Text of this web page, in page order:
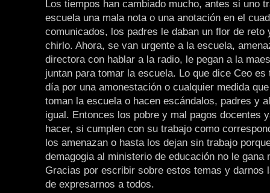
Los tiempos han cambiado mucho, antes si uno
escuela una mala nota o una anotación en el
comunicados, los padres le daban un flor de reto
chirlo. Ahora, se van urgente a la escuela,
directora con hablar a la radio, le pegan a la
juntan para tomar la escuela. Lo que dice Ceo
día por una amonestación o cualquier medida
toman la escuela o hacen escándalos, padres y
igual. Entonces los pobre y mal pagos docentes
hacer, si cumplen con su trabajo como
los amenazan o hasta los dejan sin trabajo
demagogia al ministerio de educación no le gana
Gracias por escribir sobre estos temas y darnos
de expresarnos a todos.